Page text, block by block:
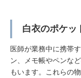
白衣のポケッ
医師が業務中に携帯
ン、メモ帳やペンな
もいます。これらの